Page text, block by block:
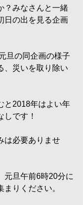
？みなさんと一緒
日の出を見る企画
旦の同企画の様子
、災いを取り除い
と2018年はよい年
しです！
は必要ありませ
元旦午前6時20分に
まりください。